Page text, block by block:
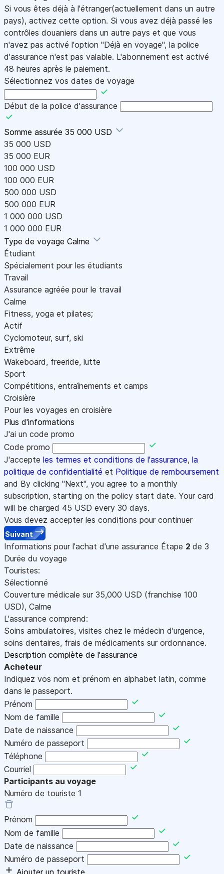
Si vous êtes déjà à l'étranger(actuellement dans un autre
pays), activez cette option. Si vous avez déjà passé les
contrôles douaniers dans un autre pays et que vous
n'avez pas activé l'option "Déjà en voyage", la police
d'assurance n'est pas valable. L'abonnement est activé
48 heures après le paiement.
Sélectionnez vos dates de voyage
Début de la police d'assurance
Somme assurée 35 000 USD
35 000 USD
35 000 EUR
100 000 USD
100 000 EUR
500 000 USD
500 000 EUR
1 000 000 USD
1 000 000 EUR
Type de voyage Calme
Étudiant
Spécialement pour les étudiants
Travail
Assurance agréée pour le travail
Calme
Fitness, yoga et pilates;
Actif
Cyclomoteur, surf, ski
Extrême
Wakeboard, freeride, lutte
Sport
Compétitions, entraînements et camps
Croisière
Pour les voyages en croisière
Plus d'informations
J'ai un code promo
Code promo
J'accepte les termes et conditions de l'assurance, la
politique de confidentialité et Politique de remboursement
and By clicking "Next", you agree to a monthly
subscription, starting on the policy start date. Your card
will be charged 45 USD every 30 days.
Vous devez accepter les conditions pour continuer
Suivant
Informations pour l'achat d'une assurance Étape 2 de 3
Durée du voyage
Touristes:
Sélectionné
Couverture médicale sur 35,000 USD (franchise 100
USD), Calme
L'assurance comprend:
Soins ambulatoires, visites chez le médecin d'urgence,
soins dentaires, frais de médicaments sur ordonnance.
Description complète de l'assurance
Acheteur
Indiquez vos nom et prénom en alphabet latin, comme
dans le passeport.
Prénom
Nom de famille
Date de naissance
Numéro de passeport
Téléphone
Courriel
Participants au voyage
Numéro de touriste 1
Prénom
Nom de famille
Date de naissance
Numéro de passeport
Ajouter un touriste